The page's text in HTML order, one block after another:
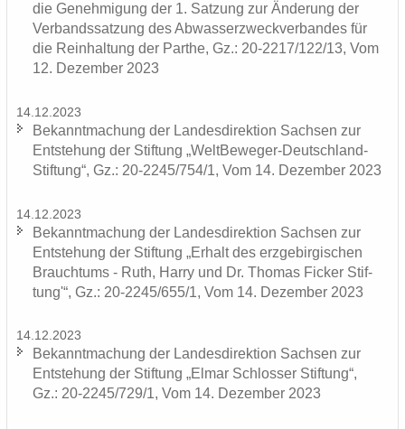
die Ge­neh­mi­gung der 1. Sat­zung zur Än­de­rung der
Ver­bands­sat­zung des Ab­was­ser­zweck­ver­ban­des für
die Rein­hal­tung der Par­the, Gz.: 20-2217/122/13, Vom
12. De­zem­ber 2023
14.12.2023
Be­kannt­ma­chung der Lan­des­di­rek­ti­on Sach­sen zur
Ent­ste­hung der Stif­tung „WeltBeweger-​Deutschland-
Stiftung“, Gz.: 20-2245/754/1, Vom 14. De­zem­ber 2023
14.12.2023
Be­kannt­ma­chung der Lan­des­di­rek­ti­on Sach­sen zur
Ent­ste­hung der Stif­tung „Er­halt des erz­ge­bir­gi­schen
Brauch­tums - Ruth, Harry und Dr. Tho­mas Fi­cker Stif­
tung'“, Gz.: 20-2245/655/1, Vom 14. De­zem­ber 2023
14.12.2023
Be­kannt­ma­chung der Lan­des­di­rek­ti­on Sach­sen zur
Ent­ste­hung der Stif­tung „Elmar Schlos­ser Stif­tung“,
Gz.: 20-2245/729/1, Vom 14. De­zem­ber 2023